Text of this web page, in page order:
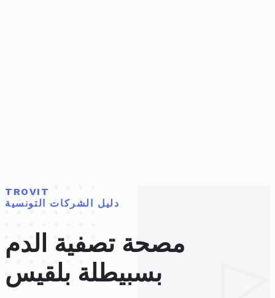
TROVIT
دليل الشركات التونسية
مصحة تصفية الدم
بسبيطلة بلقيس